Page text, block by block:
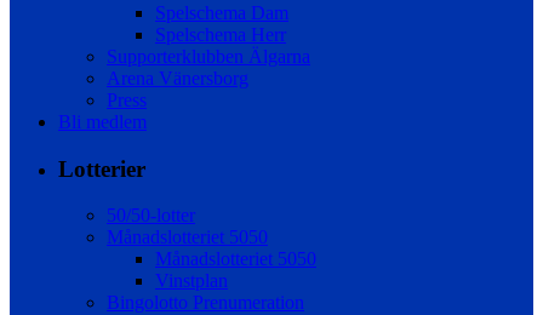
Spelschema Dam
Spelschema Herr
Supporterklubben Älgarna
Arena Vänersborg
Press
Bli medlem
Lotterier
50/50-lotter
Månadslotteriet 5050
Månadslotteriet 5050
Vinstplan
Bingolotto Prenumeration